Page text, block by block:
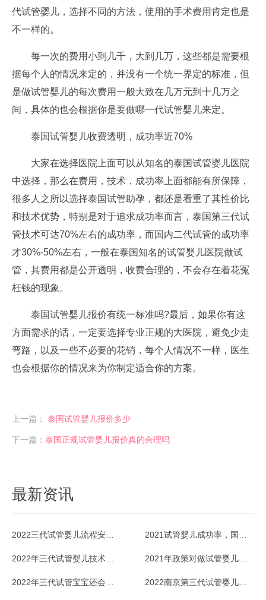
代试管婴儿，选择不同的方法，使用的手术费用肯定也是
不一样的。
每一次的费用小到几千，大到几万，这些都是需要根
据每个人的情况来定的，并没有一个统一界定的标准，但
是做试管婴儿的每次费用一般大致在几万元到十几万之
间，具体的也会根据你是要做哪一代试管婴儿来定。
泰国试管婴儿收费透明，成功率近70%
大家在选择医院上面可以从知名的泰国试管婴儿医院
中选择，那么在费用，技术，成功率上面都能有所保障，
很多人之所以选择泰国试管助孕，都还是看重了其性价比
和技术优势，特别是对于追求成功率而言，泰国第三代试
管技术可达70%左右的成功率，而国内二代试管的成功率
才30%-50%左右，一般在泰国知名的试管婴儿医院做试
管，其费用都是公开透明，收费合理的，不会存在着花冤
枉钱的现象。
泰国试管婴儿报价有统一标准吗?最后，如果你有这
方面需求的话，一定要选择专业正规的大医院，避免少走
弯路，以及一些不必要的花销，每个人情况不一样，医生
也会根据你的情况来为你制定适合你的方案。
上一篇： 泰国试管婴儿报价多少
下一篇： 泰国正规试管婴儿报价真的合理吗
最新资讯
2022三代试管婴儿流程安排怎样的？ 2021试管婴儿成功率，国内的多少？
2022年三代试管婴儿技术的利弊优势比较 2021年政策对做试管婴儿有补助吗？据说这几个省份有？
2022年三代试管宝宝还会有缺陷吗？ 2022南京第三代试管婴儿医院费用多少？